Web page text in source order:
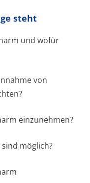
steht
und wofür
von
einzunehmen?
möglich?